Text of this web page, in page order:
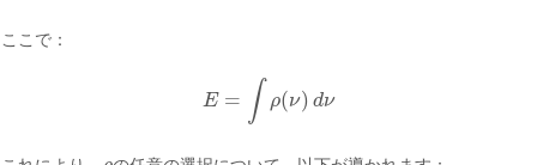
ここで：
E = ∫ ρ(ν) dν
E ∫ρ (ν) dν